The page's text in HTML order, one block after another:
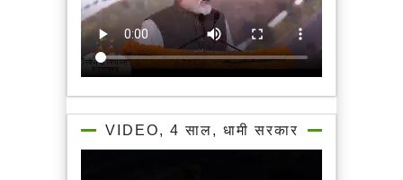
VIDEO, 4 साल, धामी सरकार